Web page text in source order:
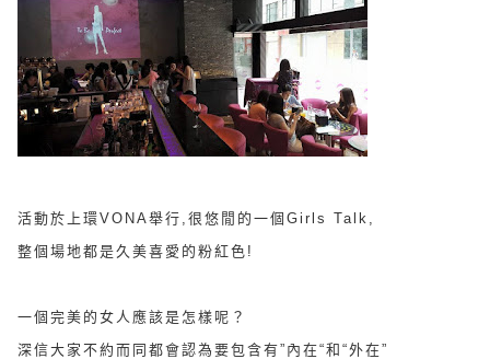
活動於上環VONA舉行,很悠閒的一個Girls Talk,
整個場地都是久美喜愛的粉紅色!
一個完美的女人應該是怎樣呢？
深信大家不約而同都會認為要包含有”內在“和“外在”